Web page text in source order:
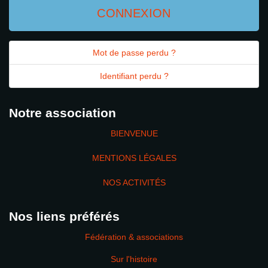
CONNEXION
Mot de passe perdu ?
Identifiant perdu ?
Notre association
BIENVENUE
MENTIONS LÉGALES
NOS ACTIVITÉS
Nos liens préférés
Fédération & associations
Sur l'histoire